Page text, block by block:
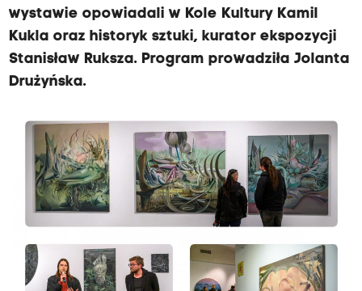
wystawie opowiadali w Kole Kultury Kamil
Kukla oraz historyk sztuki, kurator ekspozycji
Stanisław Ruksza. Program prowadziła Jolanta
Drużyńska.